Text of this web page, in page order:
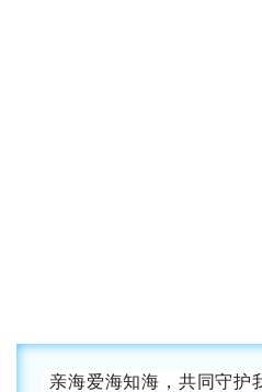
亲海爱海知海，共同守护